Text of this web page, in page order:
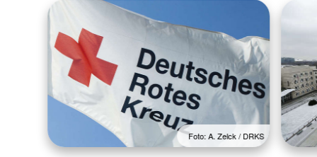
Foto: A. Zelck / DRKS